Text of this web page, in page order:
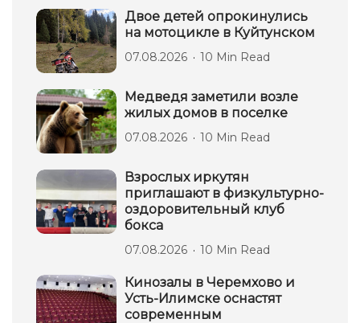
Двое детей опрокинулись
на мотоцикле в Куйтунском
07.08.2026 10 Min Read
Медведя заметили возле
жилых домов в поселке
07.08.2026 10 Min Read
Взрослых иркутян
приглашают в физкультурно-
оздоровительный клуб
бокса
07.08.2026 10 Min Read
Кинозалы в Черемхово и
Усть-Илимске оснастят
современным